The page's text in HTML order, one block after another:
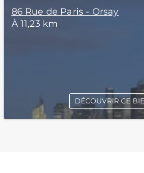
86 Rue de Paris - Orsay
À 11,23 km
DÉCOUVRIR CE